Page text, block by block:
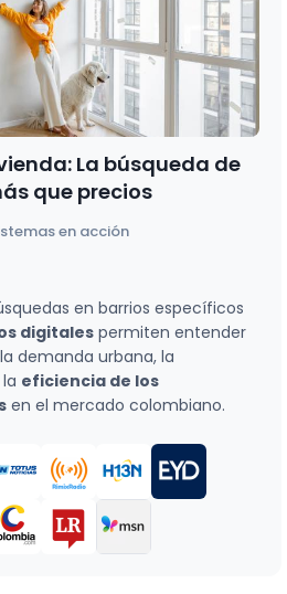
La búsqueda de
que precios
en acción
en barrios específicos
digitales permiten entender
demanda urbana, la
eficiencia de los
en el mercado colombiano.